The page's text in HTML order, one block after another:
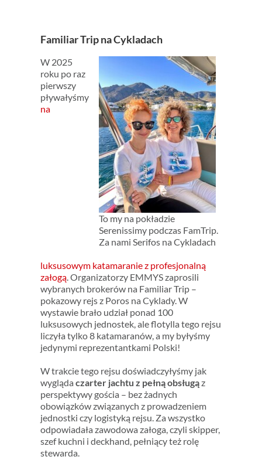
Familiar Trip na Cykladach
To my na pokładzie
Serenissimy podczas FamTrip.
Za nami Serifos na Cykladach
W 2025
roku po raz
pierwszy
pływałyśmy
na
luksusowym katamaranie z profesjonalną
załogą. Organizatorzy EMMYS zaprosili
wybranych brokerów na Familiar Trip –
pokazowy rejs z Poros na Cyklady. W
wystawie brało udział ponad 100
luksusowych jednostek, ale flotylla tego rejsu
liczyła tylko 8 katamaranów, a my byłyśmy
jedynymi reprezentantkami Polski!
W trakcie tego rejsu doświadczyłyśmy jak
wygląda czarter jachtu z pełną obsługąz
perspektywy gościa – bez żadnych
obowiązków związanych z prowadzeniem
jednostki czy logistyką rejsu. Za wszystko
odpowiadała zawodowa załoga, czyli skipper,
szef kuchni i deckhand, pełniący też rolę
stewarda.